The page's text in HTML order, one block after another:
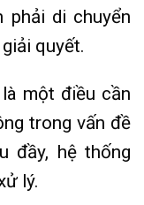
phải di chuyển
quyết.
một điều cần
trong vấn đề
đầy, hệ thống
lý.